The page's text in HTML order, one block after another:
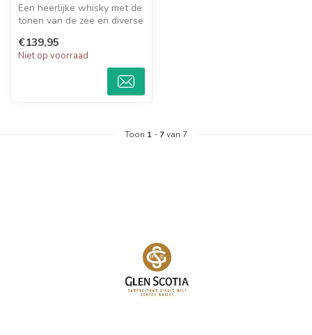
Een heerlijke whisky met de
tonen van de zee en diverse
€139,95
Niet op voorraad
Toon 1 -7van 7